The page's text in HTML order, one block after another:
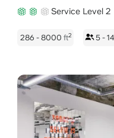
Service Level 2
286 - 8000 ft2 5 -